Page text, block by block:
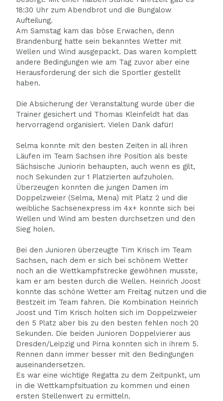
18:30 Uhr zum Abendbrot und die Bungalow
Aufteilung.
Am Samstag kam das böse Erwachen, denn
Brandenburg hatte sein bekanntes Wetter mit
Wellen und Wind ausgepackt. Das waren komplett
andere Bedingungen wie am Tag zuvor aber eine
Herausforderung der sich die Sportler gestellt
haben.
Die Absicherung der Veranstaltung wurde über die
Trainer gesichert und Thomas Kleinfeldt hat das
hervorragend organisiert. Vielen Dank dafür!
Selma konnte mit den besten Zeiten in all ihren
Läufen im Team Sachsen ihre Position als beste
Sächsische Juniorin behaupten, auch wenn es gilt,
noch Sekunden zur 1 Platzierten aufzuholen.
Überzeugen konnten die jungen Damen im
Doppelzweier (Selma, Mena) mit Platz 2 und die
weibliche Sachsenexpress im 4x+ konnte sich bei
Wellen und Wind am besten durchsetzen und den
Sieg holen.
Bei den Junioren überzeugte Tim Krisch im Team
Sachsen, nach dem er sich bei schönem Wetter
noch an die Wettkampfstrecke gewöhnen musste,
kam er am besten durch die Wellen. Heinrich Joost
konnte das schöne Wetter am Freitag nutzen und die
Bestzeit im Team fahren. Die Kombination Heinrich
Joost und Tim Krisch holten sich im Doppelzweier
den 5 Platz aber bis zu den besten fehlen noch 20
Sekunden. Die beiden Junioren Doppelvierer aus
Dresden/Leipzig und Pirna konnten sich in ihrem 5.
Rennen dann immer besser mit den Bedingungen
auseinandersetzen.
Es war eine wichtige Regatta zu dem Zeitpunkt, um
in die Wettkampfsituation zu kommen und einen
ersten Stellenwert zu ermitteln.